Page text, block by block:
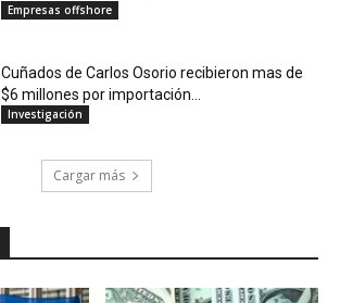
Empresas offshore
Cuñados de Carlos Osorio recibieron mas de
$6 millones por importación...
Investigación
Cargar más